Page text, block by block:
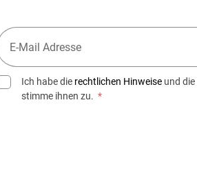
Ich habe die rechtlichen Hinweise und die
stimme ihnen zu. *